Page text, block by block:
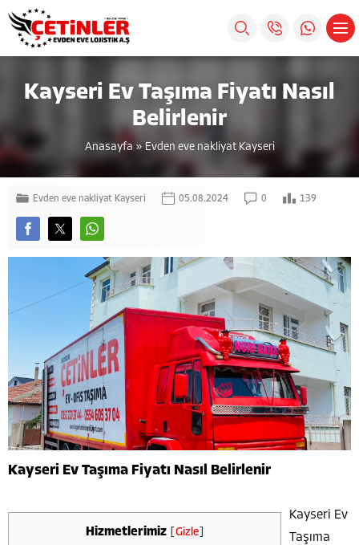
Kayseri Ev Taşıma Fiyatı Nasıl
Belirlenir
Anasayfa »Evden eve nakliyat Kayseri
Evden eve nakliyat Kayseri 05.08.2024 0 139
Kayseri Ev Taşıma Fiyatı Nasıl Belirlenir
Hizmetlerimiz Gizle]
Kayseri Ev
Taşıma